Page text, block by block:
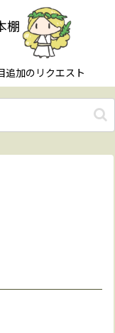
棚
追加のリクエスト